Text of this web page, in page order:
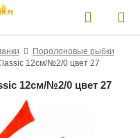
Поролоновые рыбки
12см/№2/0 цвет 27
12см/№2/0 цвет 27